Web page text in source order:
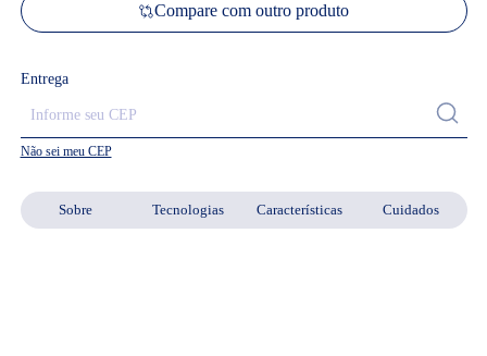
Sobre Tecnologias Características Cuidados
Compare com outro produto
Entrega
Não sei meu CEP